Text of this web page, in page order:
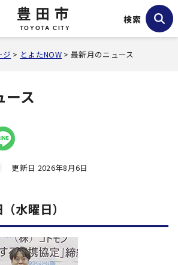
豊田市
TOYOTA CITY
検索
ジ > とよたNOW > 最新月のニュース
ース
更新日 2026年8月6日
水曜日）